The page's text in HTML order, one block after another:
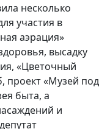
несколько
участия в
аэрация»
высадку
«Цветочный
проект «Музей под
быта, а
и